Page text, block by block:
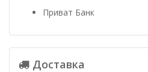
Приват Банк
Доставка